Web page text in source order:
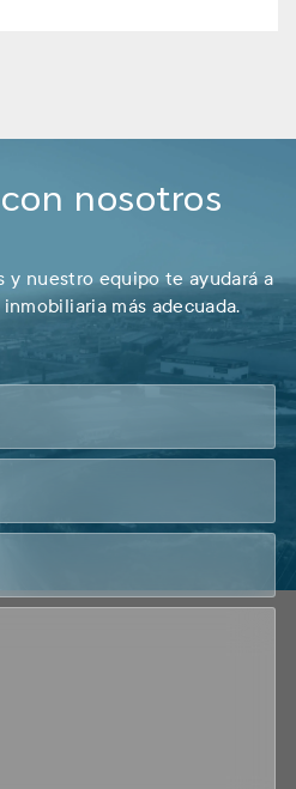
nosotros
y nuestro equipo te ayudará a
más adecuada.